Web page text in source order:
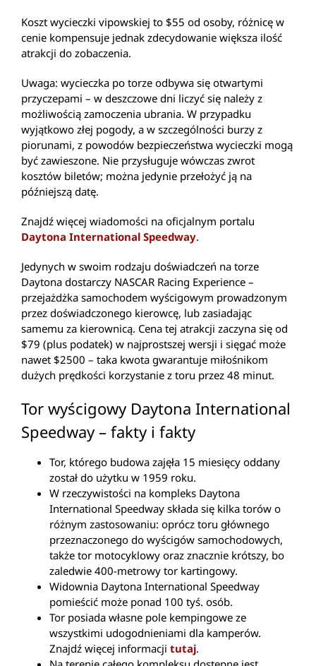
Koszt wycieczki vipowskiej to $55 od osoby, różnicę w
cenie kompensuje jednak zdecydowanie większa ilość
atrakcji do zobaczenia.
Uwaga: wycieczka po torze odbywa się otwartymi
przyczepami – w deszczowe dni liczyć się należy z
możliwością zamoczenia ubrania. W przypadku
wyjątkowo złej pogody, a w szczególności burzy z
piorunami, z powodów bezpieczeństwa wycieczki mogą
być zawieszone. Nie przysługuje wówczas zwrot
kosztów biletów; można jedynie przełożyć ją na
późniejszą datę.
Znajdź więcej wiadomości na oficjalnym portalu
Daytona International Speedway.
Jedynych w swoim rodzaju doświadczeń na torze
Daytona dostarczy NASCAR Racing Experience –
przejażdżka samochodem wyścigowym prowadzonym
przez doświadczonego kierowcę, lub zasiadając
samemu za kierownicą. Cena tej atrakcji zaczyna się od
$79 (plus podatek) w najprostszej wersji i sięgać może
nawet $2500 – taka kwota gwarantuje miłośnikom
dużych prędkości korzystanie z toru przez 48 minut.
Tor wyścigowy Daytona International
Speedway – fakty i fakty
Tor, którego budowa zajęła 15 miesięcy oddany
został do użytku w 1959 roku.
W rzeczywistości na kompleks Daytona
International Speedway składa się kilka torów o
różnym zastosowaniu: oprócz toru głównego
przeznaczonego do wyścigów samochodowych,
także tor motocyklowy oraz znacznie krótszy, bo
zaledwie 400-metrowy tor kartingowy.
Widownia Daytona International Speedway
pomieścić może ponad 100 tyś. osób.
Tor posiada własne pole kempingowe ze
wszystkimi udogodnieniami dla kamperów.
Znajdź więcej informacji tutaj.